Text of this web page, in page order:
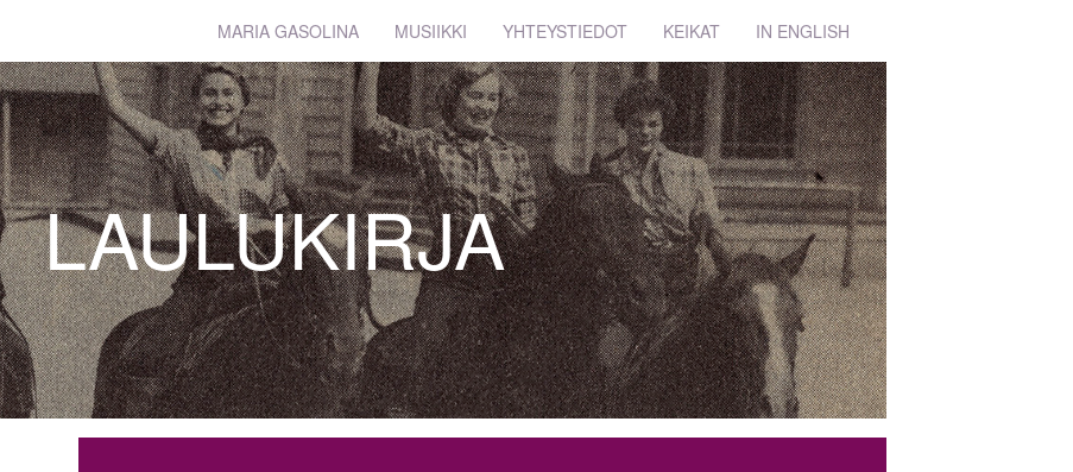
MARIA GASOLINA MUSIIKKI YHTEYSTIEDOT KEIKAT IN ENGLISH
LAULUKIRJA